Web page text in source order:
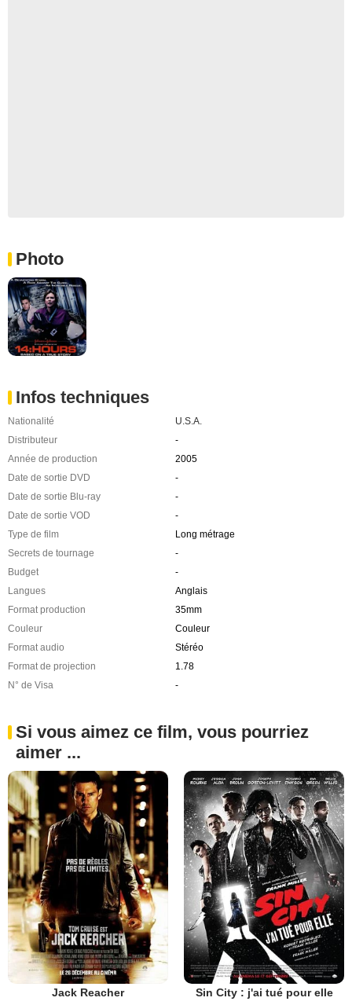
Photo
Infos techniques
Nationalité
U.S.A.
Distributeur
-
Année de production
2005
Date de sortie DVD
-
Date de sortie Blu-ray
-
Date de sortie VOD
-
Type de film
Long métrage
Secrets de tournage
-
Budget
-
Langues
Anglais
Format production
35mm
Couleur
Couleur
Format audio
Stéréo
Format de projection
1.78
N° de Visa
-
Si vous aimez ce film, vous pourriez
aimer ...
Jack Reacher Sin City : j'ai tué pour elle